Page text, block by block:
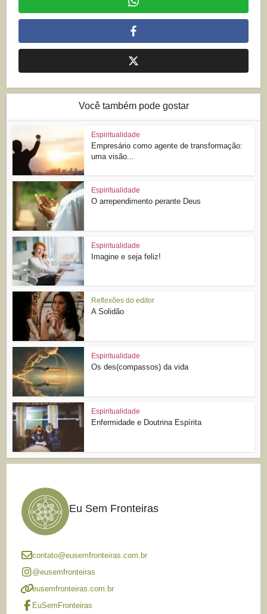
Você também pode gostar
Espiritualidade
Empresário como agente de transformação:
uma visão...
Espiritualidade
O arrependimento perante Deus
Espiritualidade
Imagine e seja feliz!
Reflexões do editor
A Solidão
Espiritualidade
Os des(compassos) da vida
Espiritualidade
Enfermidade e Doutrina Espírita
Eu Sem Fronteiras
contato@eusemfronteiras.com.br
@eusemfronteiras
eusemfronteiras.com.br
EuSemFronteiras